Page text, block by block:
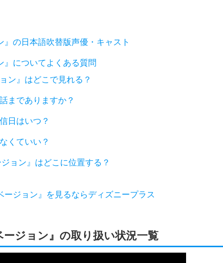
の日本語吹替版声優・キャスト
』についてよくある質問
ン』はどこで見れる？
までありますか？
日はいつ？
くていい？
ョン』はどこに位置する？
ジョン』を見るならディズニープラス
ジョン』の取り扱い状況一覧